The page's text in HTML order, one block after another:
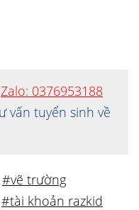
Zalo: 0376953188
vấn tuyển sinh về
#vẽ trường
#tài khoản razkid